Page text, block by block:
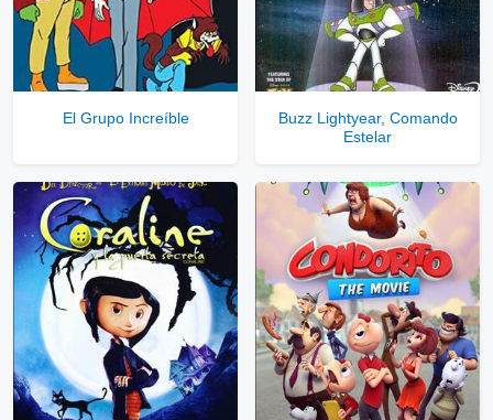
El Grupo Increíble
Buzz Lightyear, Comando
Estelar